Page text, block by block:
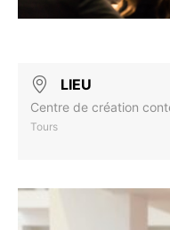
LIEU
Centre de création
Tours